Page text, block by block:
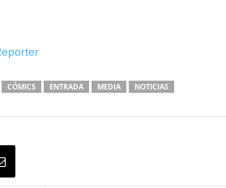
CÓMICS ENTRADA MEDIA
NOTICIAS